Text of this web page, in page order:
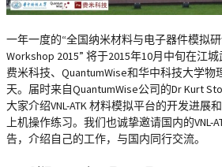
一年一度的“全国纳米材料与电子器件模拟研
Workshop 2015” 将于2015年10月中旬在江
费米科技、QuantumWise和华中科技大学
天。届时来自QuantumWise公司的Dr Kurt
大家介绍VNL-ATK 材料模拟平台的开发进展
上机操作练习。我们也诚挚邀请国内的VNL-
告，介绍自己的工作，与国内同行交流。